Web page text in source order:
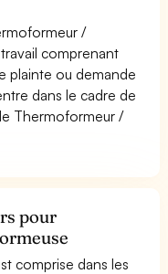
/
comprenant
plainte ou demande
dans le cadre de
Thermoformeur /
pour
comprise dans les